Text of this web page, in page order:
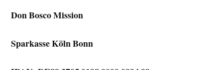
Don Bosco Mission
Sparkasse Köln Bonn